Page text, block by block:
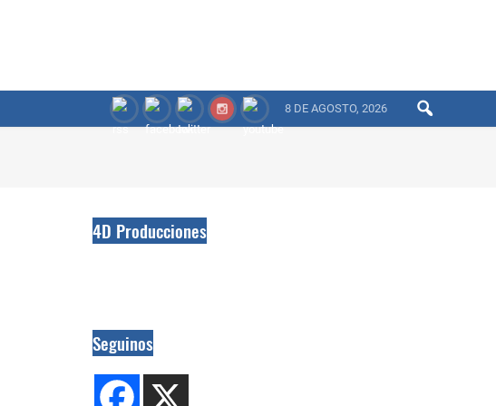
8 DE AGOSTO, 2026
4D Producciones
Seguinos